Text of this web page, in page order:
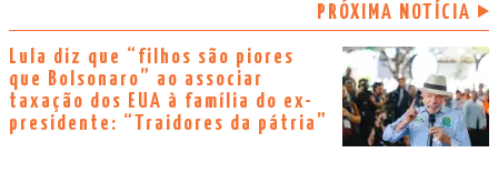
PRÓXIMA NOTÍCIA
Lula diz que “filhos são piores
que Bolsonaro” ao associar
taxação dos EUA à família do ex-
presidente: “Traidores da pátria”